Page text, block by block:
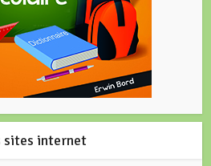
sites internet